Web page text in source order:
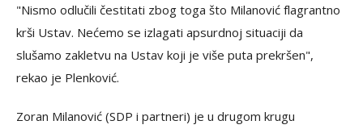
"Nismo odlučili čestitati zbog toga što Milanović flagrantno
krši Ustav. Nećemo se izlagati apsurdnoj situaciji da
slušamo zakletvu na Ustav koji je više puta prekršen",
rekao je Plenković.
Zoran Milanović (SDP i partneri) je u drugom krugu